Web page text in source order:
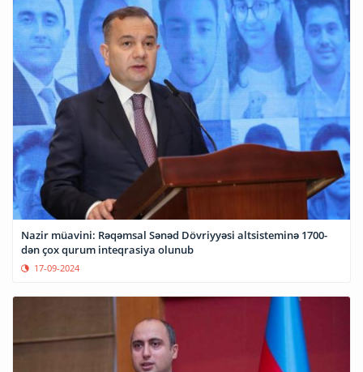
Nazir müavini: Rəqəmsal Sənəd Dövriyyəsi altsisteminə 1700-
dən çox qurum inteqrasiya olunub
17-09-2024